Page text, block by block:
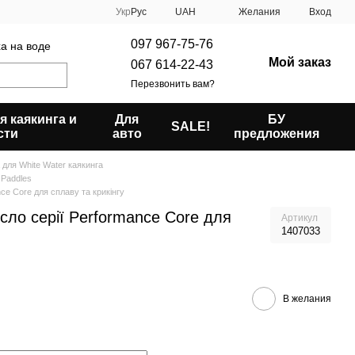
Укр Рус UAH Желания Вход
на воде
097 967-75-76
067 614-22-43
Перезвонить вам?
Мой заказ
каякинга и
Для
авто
SALE!
БУ
предложения
White Water каякинга
Core для сплаву та крикінгу
серії Performance Core для Артикул
1407033
В желания